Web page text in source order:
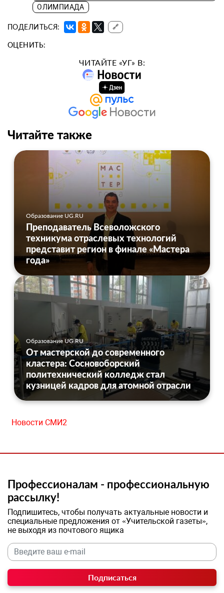
ОЛИМПИАДА
ПОДЕЛИТЬСЯ: 🔗
ОЦЕНИТЬ:
ЧИТАЙТЕ «УГ» В:
Читайте также
Образование UG.RU
Преподаватель Всеволожского
техникума отраслевых технологий
представит регион в финале «Мастера
года»
Образование UG.RU
От мастерской до современного
кластера: Сосновоборский
политехнический колледж стал
кузницей кадров для атомной отрасли
Новости СМИ2
Профессионалам - профессиональную
рассылку!
Подпишитесь, чтобы получать актуальные новости и
специальные предложения от «Учительской газеты»,
не выходя из почтового ящика
Подписаться